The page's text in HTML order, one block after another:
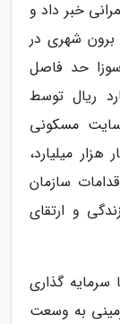
خبر داد و
برون شهری در
حد فاصل
اضافه کرد 120 میلیارد ریال توسط
مسکونی
هزار میلیارد،
سازمان
و ارتقای
سرمایه گذاری
به وسعت